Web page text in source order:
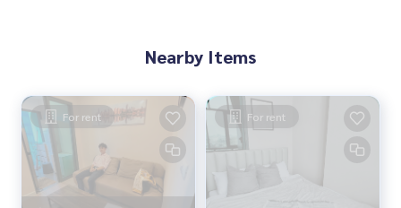
Nearby Items
For rent For rent